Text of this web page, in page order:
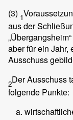
(3) 1
aus der
aber für ein Jahr,
Ausschuss
2Der Ausschuss
folgende Punkte: